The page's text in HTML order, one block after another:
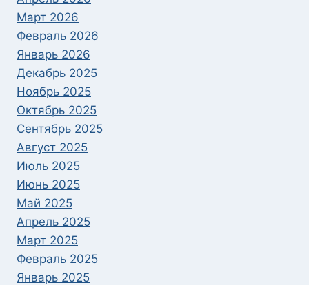
Март 2026
Февраль 2026
Январь 2026
Декабрь 2025
Ноябрь 2025
Октябрь 2025
Сентябрь 2025
Август 2025
Июль 2025
Июнь 2025
Май 2025
Апрель 2025
Март 2025
Февраль 2025
Январь 2025